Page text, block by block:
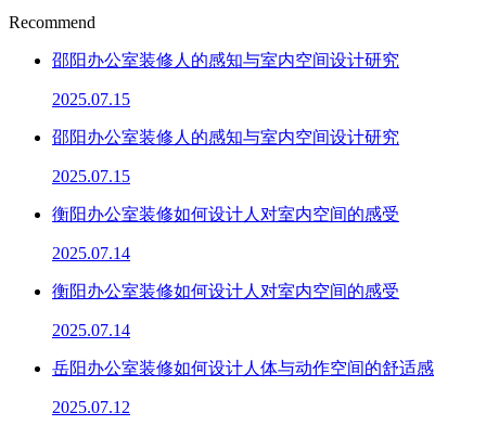
Recommend
邵阳办公室装修人的感知与室内空间设计研究
2025.07.15
邵阳办公室装修人的感知与室内空间设计研究
2025.07.15
衡阳办公室装修如何设计人对室内空间的感受
2025.07.14
衡阳办公室装修如何设计人对室内空间的感受
2025.07.14
岳阳办公室装修如何设计人体与动作空间的舒适感
2025.07.12